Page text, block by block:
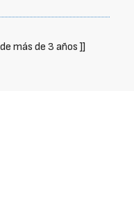
más de 3 años ]]